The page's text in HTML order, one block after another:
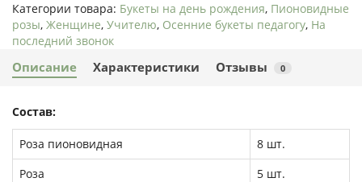
Категории товара: Букеты на день рождения, Пионовидные
розы, Женщине, Учителю, Осенние букеты педагогу, На
последний звонок
Описание Характеристики Отзывы 0
Состав:
Роза пионовидная
8 шт.
Роза
5 шт.